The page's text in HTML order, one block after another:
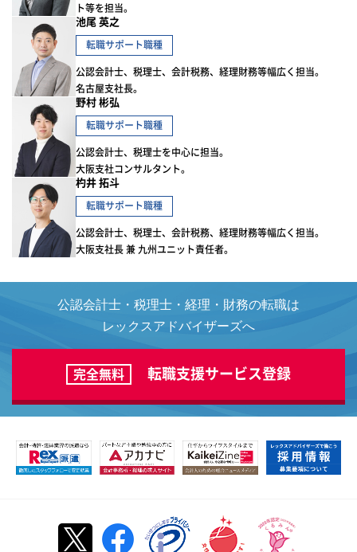
ト等を担当。
池尾 英之
転職サポート職種
公認会計士、税理士、会計税務、経理財務等幅広く担当。
名古屋支社長。
野村 彬弘
転職サポート職種
公認会計士、税理士を中心に担当。
大阪支社コンサルタント。
杓井 拓斗
転職サポート職種
公認会計士、税理士、会計税務、経理財務等幅広く担当。
大阪支社長 兼 九州ユニット責任者。
公認会計士・税理士・経理・財務の転職は
レックスアドバイザーズへ
完全無料 転職支援サービス登録